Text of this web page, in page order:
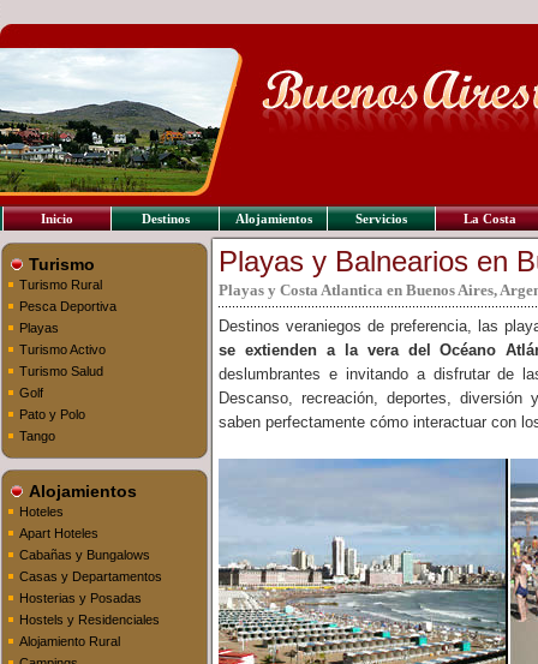
Inicio Destinos Alojamientos Servicios La Costa
Turismo
Turismo Rural
Pesca Deportiva
Playas
Turismo Activo
Turismo Salud
Golf
Pato y Polo
Tango
Alojamientos
Hoteles
Apart Hoteles
Cabañas y Bungalows
Casas y Departamentos
Hosterias y Posadas
Hostels y Residenciales
Alojamiento Rural
Playas y Balnearios en
Playas y Costa Atlantica en Buenos Aires,
Destinos veraniegos de preferencia, las
se extienden a la vera del Océano
deslumbrantes e invitando a disfrutar de
Descanso, recreación, deportes,
saben perfectamente cómo interactuar con